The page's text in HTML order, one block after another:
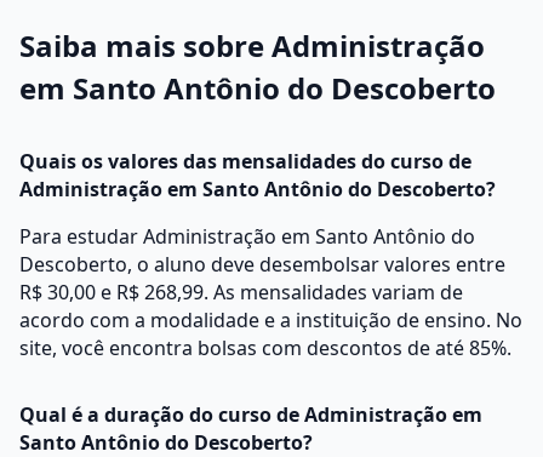
Saiba mais sobre Administração
em Santo Antônio do Descoberto
Quais os valores das mensalidades do curso de
Administração em Santo Antônio do Descoberto?
Para estudar Administração em Santo Antônio do
Descoberto, o aluno deve desembolsar valores entre
R$ 30,00 e R$ 268,99. As mensalidades variam de
acordo com a modalidade e a instituição de ensino. No
site, você encontra bolsas com descontos de até 85%.
Qual é a duração do curso de Administração em
Santo Antônio do Descoberto?